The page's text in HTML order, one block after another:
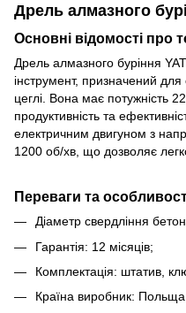
Дрель алмазного
Основні відомості про
Дрель алмазного буріння
інструмент, призначений для
цеглі. Вона має потужність
продуктивність та
електричним двигуном з
1200 об/хв, що дозволяє
Переваги та
Діаметр свердління
Гарантія: 12 місяців;
Комплектація: штатив,
Країна виробник: